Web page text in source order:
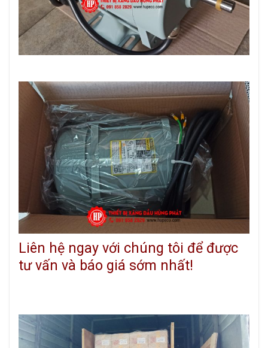
Liên hệ ngay với chúng tôi để được
tư vấn và báo giá sớm nhất!